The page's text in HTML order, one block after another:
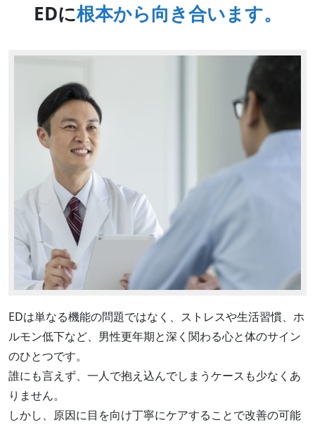
EDに根本から向き合います。
EDは単なる機能の問題ではなく、ストレスや生活習慣、ホ
ルモン低下など、男性更年期と深く関わる心と体のサイン
のひとつです。
誰にも言えず、一人で抱え込んでしまうケースも少なくあ
りません。
しかし、原因に目を向け丁寧にケアすることで改善の可能